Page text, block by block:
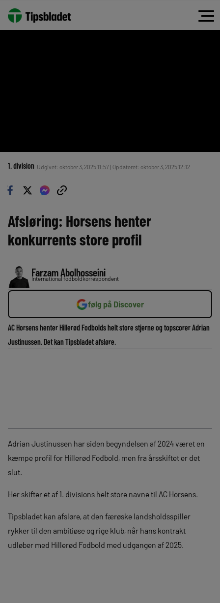
1. division Udgivet: oktober 3, 2025 11:57 | Opdateret: oktober 3, 2025 12:12
Afsløring: Horsens henter
konkurrents store profil
Farzam Abolhosseini
International fodboldkorrespondent
følg på Discover
AC Horsens henter Hillerød Fodbolds helt store stjerne og topscorer Adrian
Justinussen. Det kan Tipsbladet afsløre.
Adrian Justinussen har siden begyndelsen af 2024 været en
kæmpe profil for Hillerød Fodbold, men fra årsskiftet er det
slut.
Her skifter et af 1. divisions helt store navne til AC Horsens.
Tipsbladet kan afsløre, at den færøske landsholdsspiller
rykker til den ambitiøse og rige klub, når hans kontrakt
udløber med Hillerød Fodbold med udgangen af 2025.